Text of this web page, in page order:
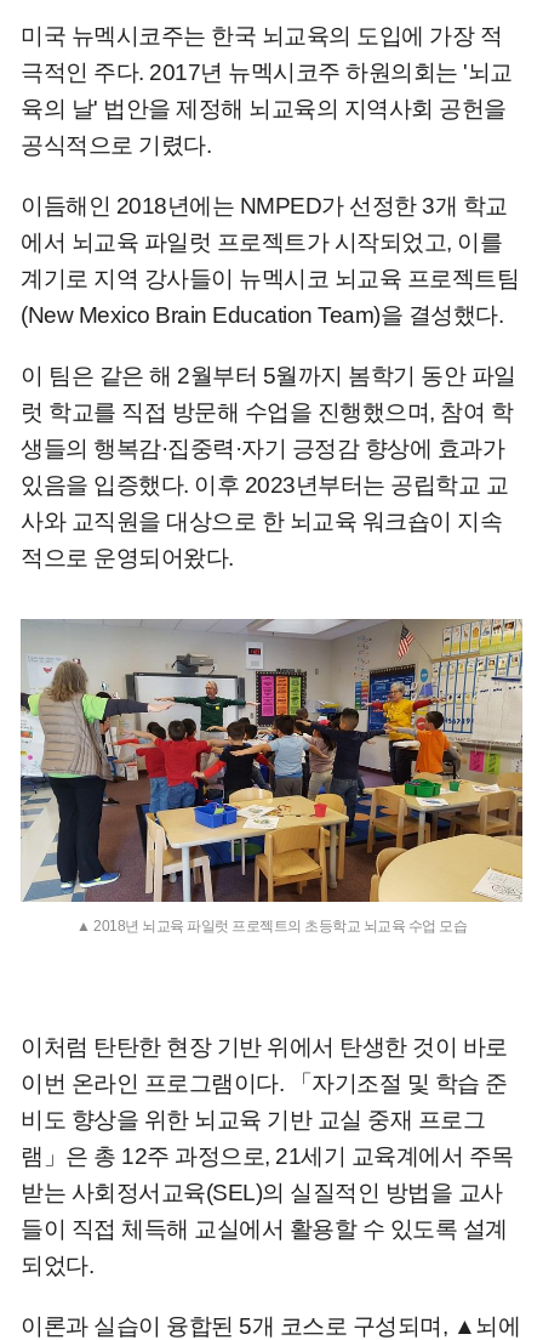
미국 뉴멕시코주는 한국 뇌교육의 도입에 가장 적
극적인 주다. 2017년 뉴멕시코주 하원의회는 '뇌교
육의 날' 법안을 제정해 뇌교육의 지역사회 공헌을
공식적으로 기렸다.
이듬해인 2018년에는 NMPED가 선정한 3개 학교
에서 뇌교육 파일럿 프로젝트가 시작되었고, 이를
계기로 지역 강사들이 뉴멕시코 뇌교육 프로젝트팀
(New Mexico Brain Education Team)을 결성했다.
이 팀은 같은 해 2월부터 5월까지 봄학기 동안 파일
럿 학교를 직접 방문해 수업을 진행했으며, 참여 학
생들의 행복감·집중력·자기 긍정감 향상에 효과가
있음을 입증했다. 이후 2023년부터는 공립학교 교
사와 교직원을 대상으로 한 뇌교육 워크숍이 지속
적으로 운영되어왔다.
▲ 2018년 뇌교육 파일럿 프로젝트의 초등학교 뇌교육 수업 모습
이처럼 탄탄한 현장 기반 위에서 탄생한 것이 바로
이번 온라인 프로그램이다. 「자기조절 및 학습 준
비도 향상을 위한 뇌교육 기반 교실 중재 프로그
램」은 총 12주 과정으로, 21세기 교육계에서 주목
받는 사회정서교육(SEL)의 실질적인 방법을 교사
들이 직접 체득해 교실에서 활용할 수 있도록 설계
되었다.
이론과 실습이 융합된 5개 코스로 구성되며, ▲뇌에